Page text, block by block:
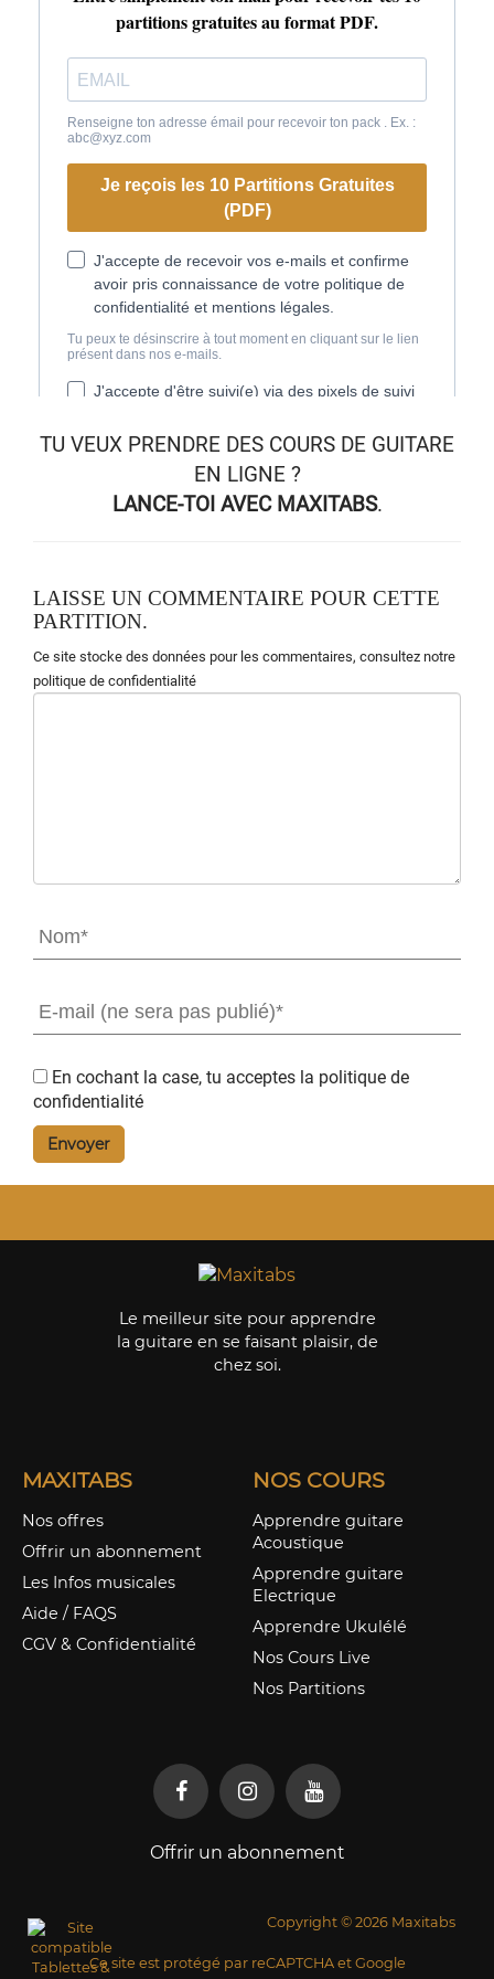
TU VEUX PRENDRE DES COURS DE GUITARE
EN LIGNE?
LANCE-TOI AVEC MAXITABS.
LAISSE UN COMMENTAIRE POUR CETTE
PARTITION.
Ce site stocke des données pour les commentaires, consultez notre
politique de confidentialité
En cochant la case, tu acceptes la politique de
confidentialité
Le meilleur site pour apprendre
la guitare en se faisant plaisir, de
chez soi.
MAXITABS
Nos offres
Offrir un abonnement
Les Infos musicales
Aide / FAQS
CGV & Confidentialité
NOS COURS
Apprendre guitare
Acoustique
Apprendre guitare
Electrique
Apprendre Ukulélé
Nos Cours Live
Nos Partitions
Offrir un abonnement
Copyright © 2026 Maxitabs
Ce site est protégé par reCAPTCHA et Google